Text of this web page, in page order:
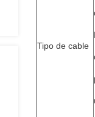
Tipo de cable